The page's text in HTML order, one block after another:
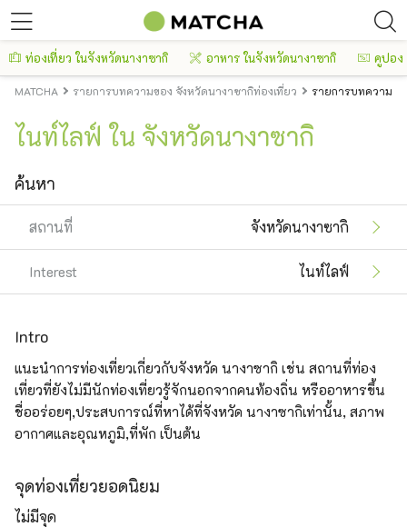
ท่องเที่ยว ในจังหวัดนางาซากิ อาหาร ในจังหวัดนางาซากิ คูปอง
MATCHA รายการบทความของ จังหวัดนางาซากิท่องเที่ยว รายการบทความข
ไนท์ไลฟ์ ใน จังหวัดนางาซากิ
ค้นหา
สถานที่ จังหวัดนางาซากิ
Interest ไนท์ไลฟ์
Intro
แนะนำการท่องเที่ยวเกี่ยวกับจังหวัด นางาซากิ เช่น สถานที่ท่อง
เที่ยวที่ยังไม่มีนักท่องเที่ยวรู้จักนอกจากคนท้องถิ่น หรืออาหารขึ้น
ชื่ออร่อยๆ,ประสบการณ์ที่หาได้ที่จังหวัด นางาซากิเท่านั้น, สภาพ
อากาศและอุณหภูมิ,ที่พัก เป็นต้น
จุดท่องเที่ยวยอดนิยม
ไม่มีจุด